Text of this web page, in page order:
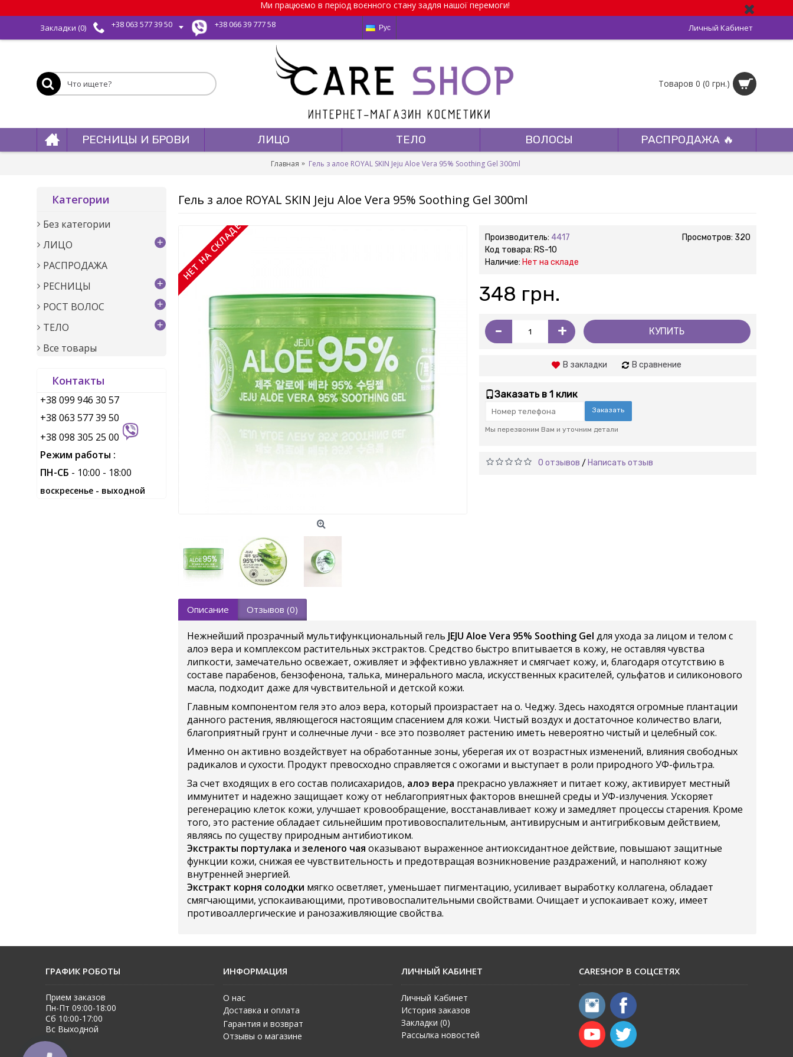
Ми працюємо в період воєнного стану задля нашої перемоги!
Закладки (0) +38 063 577 39 50 +38 066 39 777 58 Рус Личный Кабинет
Товаров 0 (0 грн.)
РЕСНИЦЫ И БРОВИ ЛИЦО ТЕЛО ВОЛОСЫ РАСПРОДАЖА 🔥
Главная Гель з алое ROYAL SKIN Jeju Aloe Vera 95% Soothing Gel 300ml
Категории
Без категории
ЛИЦО
+
РАСПРОДАЖА
РЕСНИЦЫ
+
РОСТ ВОЛОС +
ТЕЛО +
Все товары
Контакты
+38 099 946 30 57
+38 063 577 39 50
+38 098 305 25 00
Режим работы :
ПН-СБ - 10:00 - 18:00
воскресенье - выходной
Гель з алое ROYAL SKIN Jeju Aloe Vera 95% Soothing Gel 300ml
НЕТ НА СКЛАДЕ Просмотров: 320
Производитель: 4417
Код товара: RS-10
Наличие: Нет на складе
348 грн.
- + КУПИТЬ
В закладки В сравнение
Заказать в 1 клик
Заказать
Мы перезвоним Вам и уточним детали
0 отзывов / Написать отзыв
Описание Отзывов (0)
Нежнейший прозрачный мультифункциональный гель JEJU Aloe Vera 95% Soothing Gel для ухода за лицом и телом с
алоэ вера и комплексом растительных экстрактов. Средство быстро впитывается в кожу, не оставляя чувства
липкости, замечательно освежает, оживляет и эффективно увлажняет и смягчает кожу, и, благодаря отсутствию в
составе парабенов, бензофенона, талька, минерального масла, искусственных красителей, сульфатов и силиконового
масла, подходит даже для чувствительной и детской кожи.
Главным компонентом геля это алоэ вера, который произрастает на о. Чеджу. Здесь находятся огромные плантации
данного растения, являющегося настоящим спасением для кожи. Чистый воздух и достаточное количество влаги,
благоприятный грунт и солнечные лучи - все это позволяет растению иметь невероятно чистый и целебный сок.
Именно он активно воздействует на обработанные зоны, уберегая их от возрастных изменений, влияния свободных
радикалов и сухости. Продукт превосходно справляется с ожогами и выступает в роли природного УФ-фильтра.
За счет входящих в его состав полисахаридов, алоэ вера прекрасно увлажняет и питает кожу, активирует местный
иммунитет и надежно защищает кожу от неблагоприятных факторов внешней среды и УФ-излучения. Ускоряет
регенерацию клеток кожи, улучшает кровообращение, восстанавливает кожу и замедляет процессы старения. Кроме
того, это растение обладает сильнейшим противовоспалительным, антивирусным и антигрибковым действием,
являясь по существу природным антибиотиком.
Экстракты портулака и зеленого чая оказывают выраженное антиоксидантное действие, повышают защитные
функции кожи, снижая ее чувствительность и предотвращая возникновение раздражений, и наполняют кожу
внутренней энергией.
Экстракт корня солодки мягко осветляет, уменьшает пигментацию, усиливает выработку коллагена, обладает
смягчающими, успокаивающими, противовоспалительными свойствами. Очищает и успокаивает кожу, имеет
противоаллергические и ранозаживляющие свойства.
ГРАФИК РОБОТЫ
Прием заказов
Пн-Пт 09:00-18:00
Сб 10:00-17:00
Вс Выходной
ИНФОРМАЦИЯ
О нас
Доставка и оплата
Гарантия и возврат
Отзывы о магазине
ЛИЧНЫЙ КАБИНЕТ
Личный Кабинет
История заказов
Закладки (0)
Рассылка новостей
CARESHOP В СОЦСЕТЯХ